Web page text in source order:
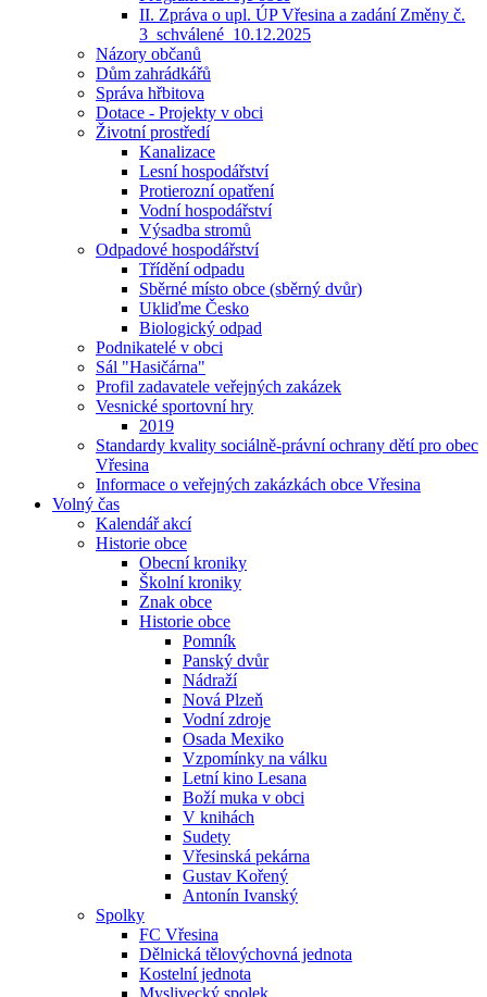
II. Zpráva o upl. ÚP Vřesina a zadání Změny č.
3_schválené_10.12.2025
Názory občanů
Dům zahrádkářů
Správa hřbitova
Dotace - Projekty v obci
Životní prostředí
Kanalizace
Lesní hospodářství
Protierozní opatření
Vodní hospodářství
Výsadba stromů
Odpadové hospodářství
Třídění odpadu
Sběrné místo obce (sběrný dvůr)
Ukliďme Česko
Biologický odpad
Podnikatelé v obci
Sál "Hasičárna"
Profil zadavatele veřejných zakázek
Vesnické sportovní hry
2019
Standardy kvality sociálně-právní ochrany dětí pro obec
Vřesina
Informace o veřejných zakázkách obce Vřesina
Volný čas
Kalendář akcí
Historie obce
Obecní kroniky
Školní kroniky
Znak obce
Historie obce
Pomník
Panský dvůr
Nádraží
Nová Plzeň
Vodní zdroje
Osada Mexiko
Vzpomínky na válku
Letní kino Lesana
Boží muka v obci
V knihách
Sudety
Vřesinská pekárna
Gustav Kořený
Antonín Ivanský
Spolky
FC Vřesina
Dělnická tělovýchovná jednota
Kostelní jednota
Myslivecký spolek